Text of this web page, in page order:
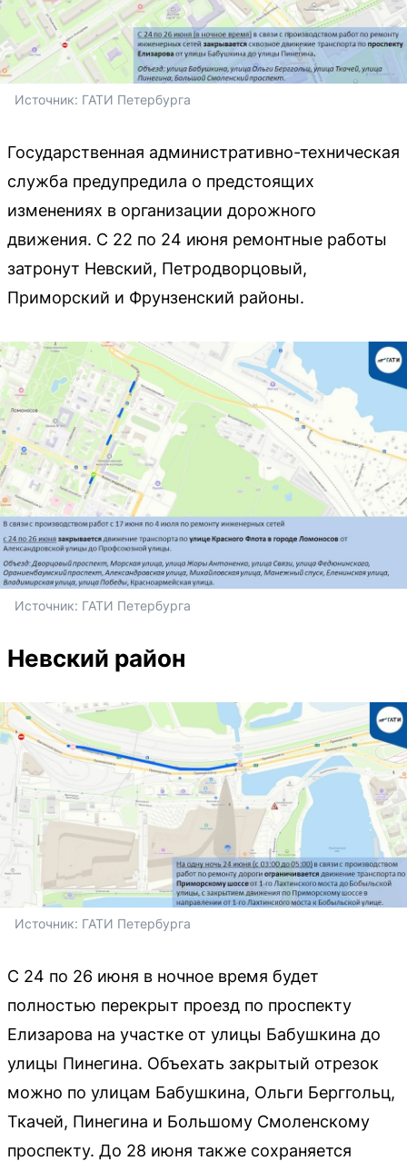
Источник: ГАТИ Петербурга
Государственная административно-техническая
служба предупредила о предстоящих
изменениях в организации дорожного
движения. С 22 по 24 июня ремонтные работы
затронут Невский, Петродворцовый,
Приморский и Фрунзенский районы.
Источник: ГАТИ Петербурга
Невский район
Источник: ГАТИ Петербурга
С 24 по 26 июня в ночное время будет
полностью перекрыт проезд по проспекту
Елизарова на участке от улицы Бабушкина до
улицы Пинегина. Объехать закрытый отрезок
можно по улицам Бабушкина, Ольги Берггольц,
Ткачей, Пинегина и Большому Смоленскому
проспекту. До 28 июня также сохраняется